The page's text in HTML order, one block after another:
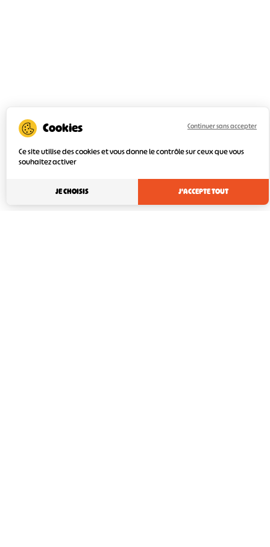
Ce site utilise des cookies et vous donne le contrôle sur ceux que vous
souhaitez activer
J'ACCEPTE TOUT
Continuer sans accepter
JE CHOISIS